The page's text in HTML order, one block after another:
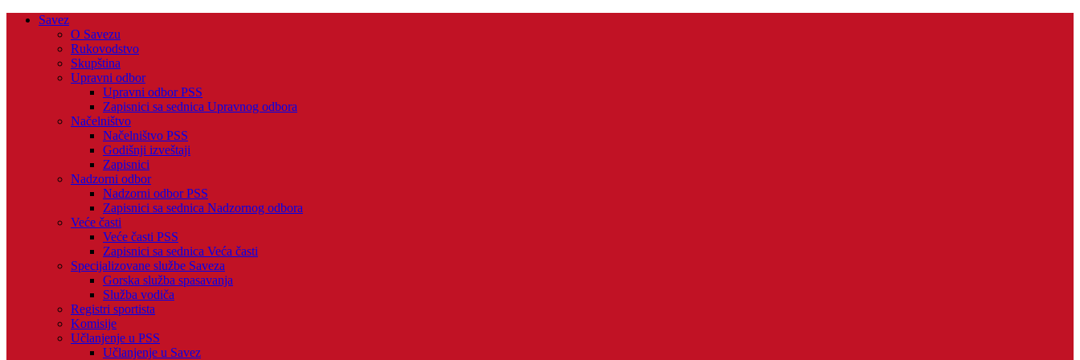
Savez
O Savezu
Rukovodstvo
Skupština
Upravni odbor
Upravni odbor PSS
Zapisnici sa sednica Upravnog odbora
Načelništvo
Načelništvo PSS
Godišnji izveštaji
Zapisnici
Nadzorni odbor
Nadzorni odbor PSS
Zapisnici sa sednica Nadzornog odbora
Veće časti
Veće časti PSS
Zapisnici sa sednica Veća časti
Specijalizovane službe Saveza
Gorska služba spasavanja
Služba vodiča
Registri sportista
Komisije
Učlanjenje u PSS
Učlanjenje u Savez